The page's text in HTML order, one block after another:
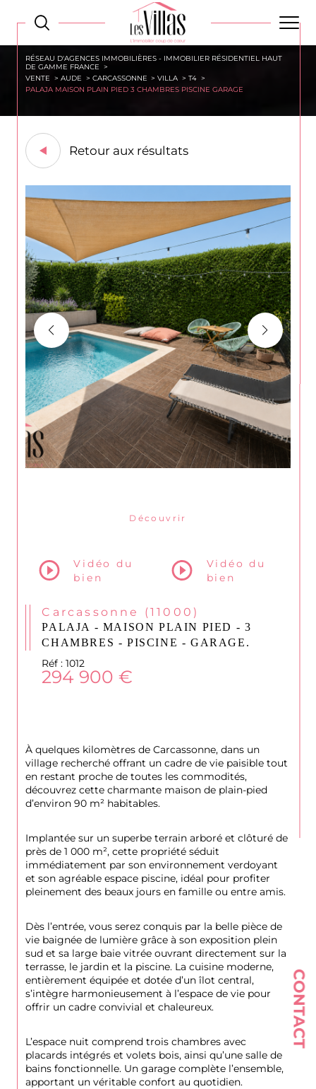
CONTACT
RÉSEAU D'AGENCES IMMOBILIÈRES - IMMOBILIER RÉSIDENTIEL HAUT
DE GAMME FRANCE
VENTE
AUDE CARCASSONNE VILLA
T4
PALAJA MAISON PLAIN PIED 3 CHAMBRES PISCINE GARAGE
Retour aux résultats
Découvrir
Vidéo du
bien
Vidéo du
bien
Carcassonne (11000)
PALAJA - MAISON PLAIN PIED - 3
CHAMBRES - PISCINE - GARAGE.
Réf : 1012
294 900 €
À quelques kilomètres de Carcassonne, dans un
village recherché offrant un cadre de vie paisible tout
en restant proche de toutes les commodités,
découvrez cette charmante maison de plain-pied
d’environ 90 m² habitables.
Implantée sur un superbe terrain arboré et clôturé de
près de 1 000 m², cette propriété séduit
immédiatement par son environnement verdoyant
et son agréable espace piscine, idéal pour profiter
pleinement des beaux jours en famille ou entre amis.
Dès l’entrée, vous serez conquis par la belle pièce de
vie baignée de lumière grâce à son exposition plein
sud et sa large baie vitrée ouvrant directement sur la
terrasse, le jardin et la piscine. La cuisine moderne,
entièrement équipée et dotée d’un îlot central,
s’intègre harmonieusement à l’espace de vie pour
offrir un cadre convivial et chaleureux.
L’espace nuit comprend trois chambres avec
placards intégrés et volets bois, ainsi qu’une salle de
bains fonctionnelle. Un garage complète l’ensemble,
apportant un véritable confort au quotidien.